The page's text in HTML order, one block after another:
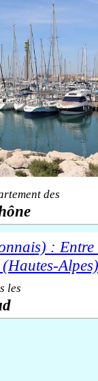
des
les